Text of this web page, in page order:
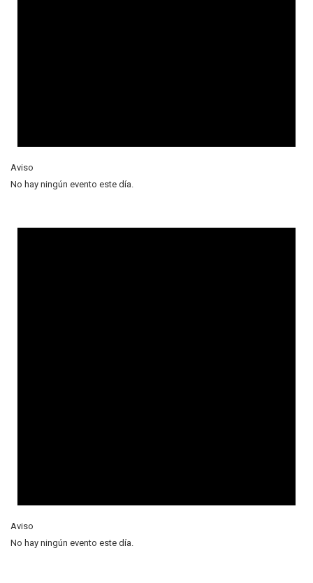
Aviso
No hay ningún evento este día.
Aviso
No hay ningún evento este día.